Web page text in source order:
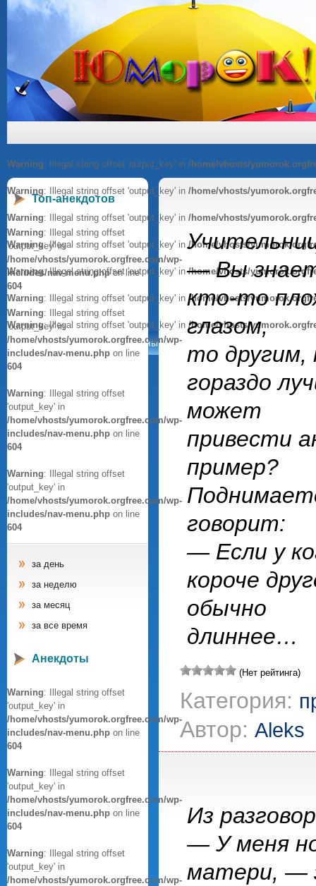
Warning: Illegal string offset 'output_key' in /home/vhosts/
Warning: Illegal string offset 'output_key' in /home/vhosts/
Warning: Illegal string offset 'output_key' in /home/vhosts/
Warning: Illegal string offset 'output_key' in/home/vhosts/
Warning: Illegal string offset 'output_key' in/home/vhosts/
Warning: Illegal string offset 'output_key' in/home/vhosts/
Warning: Illegal string offset 'output_key' in /home/vhosts/
Анекдоты Афоризмы
Топ-анекдотов
Warning: Illegal string offset
'output_key' in
/home/vhosts/yumorok.orgfree.com/wp-
includes/nav-menu.phpon line
604
Warning: Illegal string offset
'output_key' in
/home/vhosts/yumorok.orgfree.com/wp-
includes/nav-menu.php on line
604
Warning: Illegal string offset
'output_key' in
/home/vhosts/yumorok.orgfree.com/wp-
includes/nav-menu.php on line
604
Warning: Illegal string offset
'output_key' in
/home/vhosts/yumorok.orgfree.com/wp-
includes/nav-menu.php on line
604
за день
за неделю
за месяц
за все время
Анекдоты
Warning: Illegal string offset
'output_key' in
/home/vhosts/yumorok.orgfree.com/wp-
includes/nav-menu.php on line
604
Warning: Illegal string offset
'output_key' in
/home/vhosts/yumorok.orgfree.com/wp-
includes/nav-menu.php on line
604
Warning: Illegal string offset
'output_key' in
/home/vhosts/yumorok.orgfree.com/wp-
— Вы
кто-то
глазом,
то другим,
гораздо
может
привести
пример?
говорит:
— Если у
короче
обычно
длиннее…
(Нет рейтинга)
Категория:
Автор: Aleks
Из
— У меня
матери, —